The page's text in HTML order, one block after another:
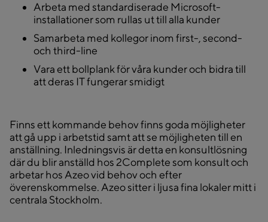
Arbeta med standardiserade Microsoft-
installationer som rullas ut till alla kunder
Samarbeta med kollegor inom first-, second-
och third-line
Vara ett bollplank för våra kunder och bidra till
att deras IT fungerar smidigt
Finns ett kommande behov finns goda möjligheter
att gå upp i arbetstid samt att se möjligheten till en
anställning. Inledningsvis är detta en konsultlösning
där du blir anställd hos 2Complete som konsult och
arbetar hos Azeo vid behov och efter
överenskommelse. Azeo sitter i ljusa fina lokaler mitt i
centrala Stockholm.